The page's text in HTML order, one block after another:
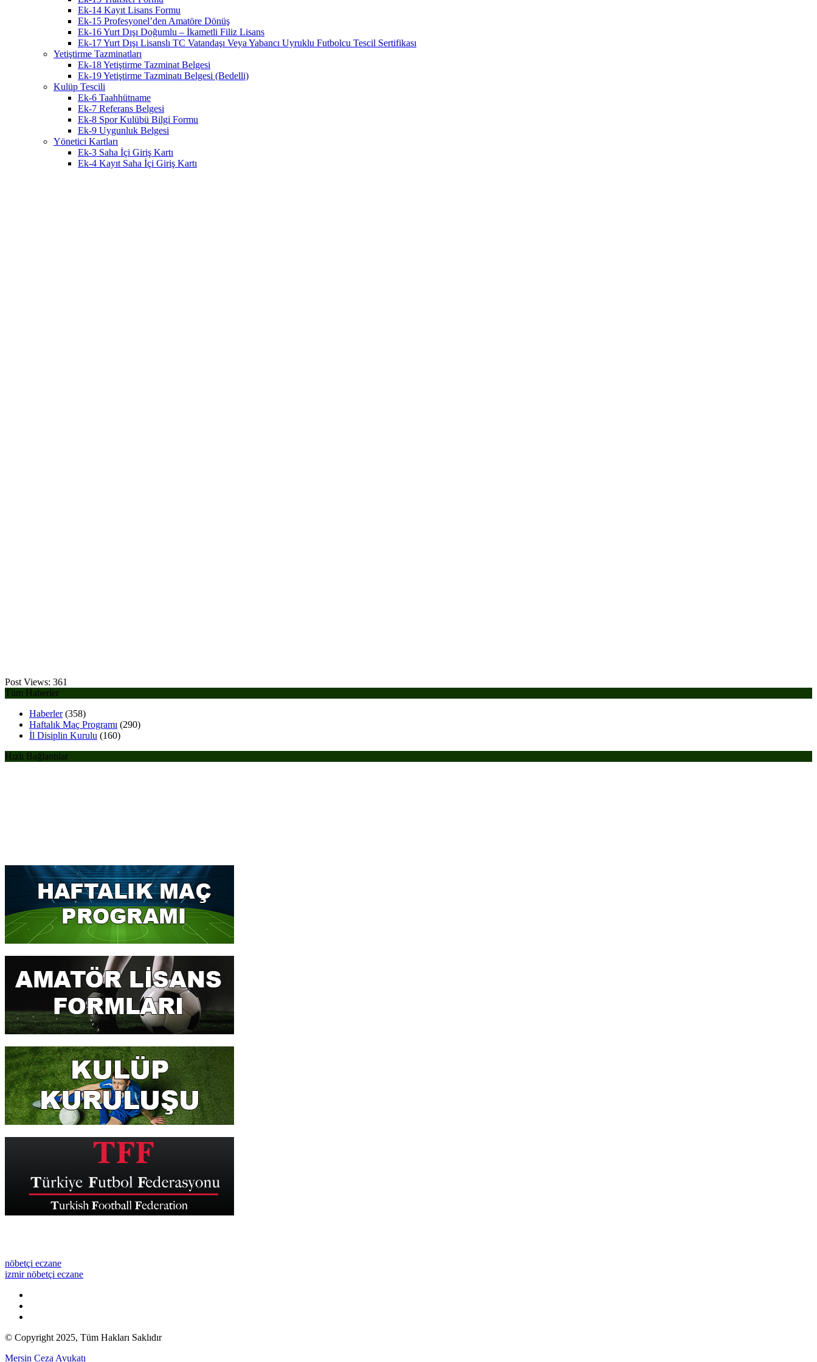
Ek-14 Kayıt Lisans Formu
Ek-15 Profesyonel’den Amatöre Dönüş
Ek-16 Yurt Dışı Doğumlu – İkametli Filiz Lisans
Ek-17 Yurt Dışı Lisanslı TC Vatandaşı Veya Yabancı Uyruklu Futbolcu Tescil Sertifikası
Yetiştirme Tazminatları
Ek-18 Yetiştirme Tazminat Belgesi
Ek-19 Yetiştirme Tazminatı Belgesi (Bedelli)
Kulüp Tescili
Ek-6 Taahhütname
Ek-7 Referans Belgesi
Ek-8 Spor Kulübü Bilgi Formu
Ek-9 Uygunluk Belgesi
Yönetici Kartları
Ek-3 Saha İçi Giriş Kartı
Ek-4 Kayıt Saha İçi Giriş Kartı
Post Views: 361
Tüm Haberler
Haberler(358)
Haftalık Maç Programı (290)
İl Disiplin Kurulu (160)
Hızlı Bağlantılar
nöbetçi eczane
izmir nöbetçi eczane
© Copyright 2025, Tüm Hakları Saklıdır
Mersin Ceza Avukatı